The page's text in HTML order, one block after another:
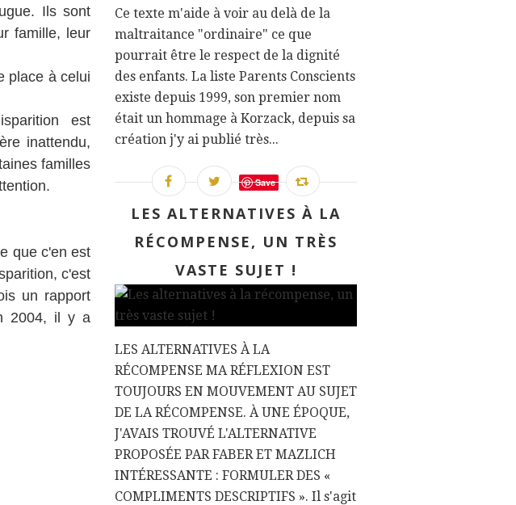
Ils sont
famille, leur
place à celui
est
inattendu,
familles
que c'en est
c'est
un rapport
2004, il y a
Ce texte m'aide à voir au delà de la
maltraitance "ordinaire" ce que
pourrait être le respect de la dignité
des enfants. La liste Parents Conscients
existe depuis 1999, son premier nom
était un hommage à Korzack, depuis sa
création j'y ai publié très...
Save
LES ALTERNATIVES À LA
RÉCOMPENSE, UN TRÈS
VASTE SUJET !
LES ALTERNATIVES À LA
RÉCOMPENSE MA RÉFLEXION EST
TOUJOURS EN MOUVEMENT AU SUJET
DE LA RÉCOMPENSE. À UNE ÉPOQUE,
J'AVAIS TROUVÉ L'ALTERNATIVE
PROPOSÉE PAR FABER ET MAZLICH
INTÉRESSANTE : FORMULER DES «
COMPLIMENTS DESCRIPTIFS ». Il s'agit